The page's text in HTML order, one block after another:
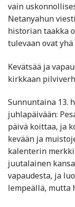
vain
Netanyahun
historian taakka
tulevaan ovat
Kevätsää ja
kirkkaan
Sunnuntaina 13.
juhlapäivään:
päivä koittaa, ja
kevään ja
kalenterin
juutalainen
vapaudesta, ja
lempeällä, mutta